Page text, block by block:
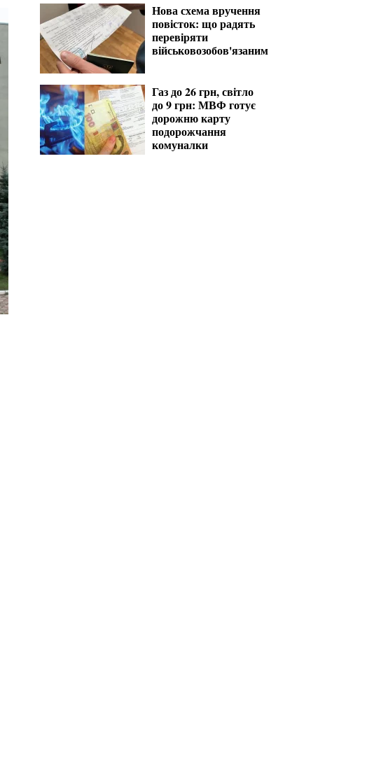
підприємств
Нова схема вручення
повісток: що радять
перевіряти
військовозобов'язаним
Газ до 26 грн, світло
до 9 грн: МВФ готує
дорожню карту
подорожчання
комуналки